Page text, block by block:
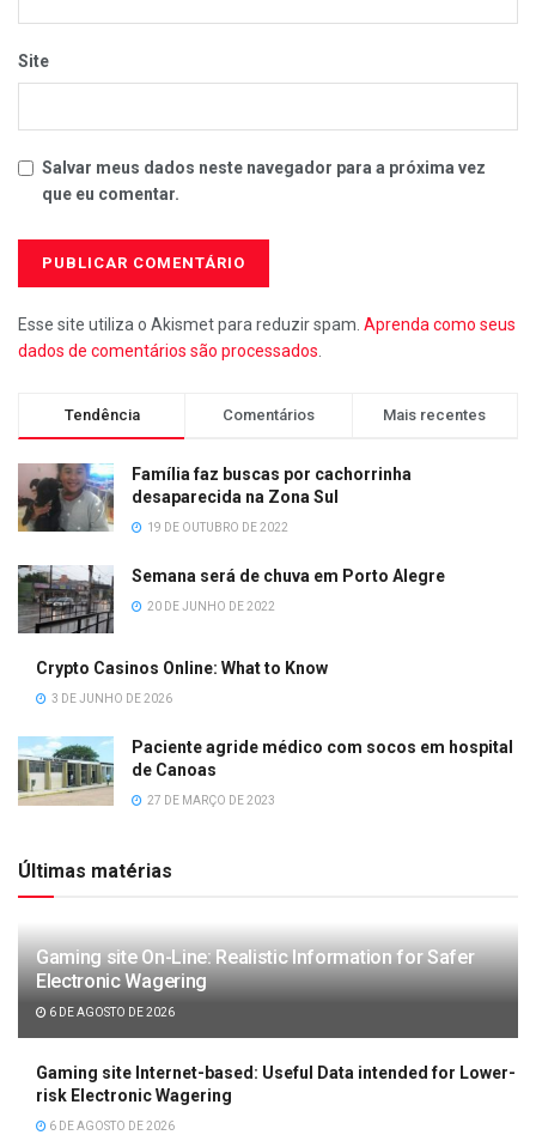
Site
Salvar meus dados neste navegador para a próxima vez
que eu comentar.
Esse site utiliza o Akismet para reduzir spam. Aprenda como seus
dados de comentários são processados
Tendência Comentários Mais recentes
Família faz buscas por cachorrinha
desaparecida na Zona Sul
19 DE OUTUBRO DE 2022
Semana será de chuva em Porto Alegre
20 DE JUNHO DE 2022
Crypto Casinos Online: What to Know
3 DE JUNHO DE 2026
Paciente agride médico com socos em hospital
de Canoas
27 DE MARÇO DE 2023
Últimas matérias
Gaming site On-Line: Realistic Information for Safer
Electronic Wagering
6 DE AGOSTO DE 2026
Gaming site Internet-based: Useful Data intended for Lower-
risk Electronic Wagering
6 DE AGOSTO DE 2026